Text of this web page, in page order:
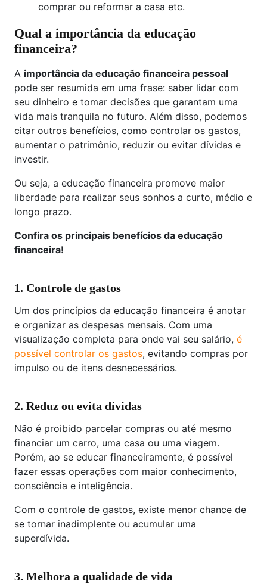
comprar ou reformar a casa etc.
Qual a importância da educação
financeira?
A importância da educação financeira pessoal
pode ser resumida em uma frase: saber lidar com
seu dinheiro e tomar decisões que garantam uma
vida mais tranquila no futuro. Além disso, podemos
citar outros benefícios, como controlar os gastos,
aumentar o patrimônio, reduzir ou evitar dívidas e
investir.
Ou seja, a educação financeira promove maior
liberdade para realizar seus sonhos a curto, médio e
longo prazo.
Confira os principais benefícios da educação
financeira!
1. Controle de gastos
Um dos princípios da educação financeira é anotar
e organizar as despesas mensais. Com uma
visualização completa para onde vai seu salário, é
possível controlar os gastos, evitando compras por
impulso ou de itens desnecessários.
2. Reduz ou evita dívidas
Não é proibido parcelar compras ou até mesmo
financiar um carro, uma casa ou uma viagem.
Porém, ao se educar financeiramente, é possível
fazer essas operações com maior conhecimento,
consciência e inteligência.
Com o controle de gastos, existe menor chance de
se tornar inadimplente ou acumular uma
superdívida.
3. Melhora a qualidade de vida